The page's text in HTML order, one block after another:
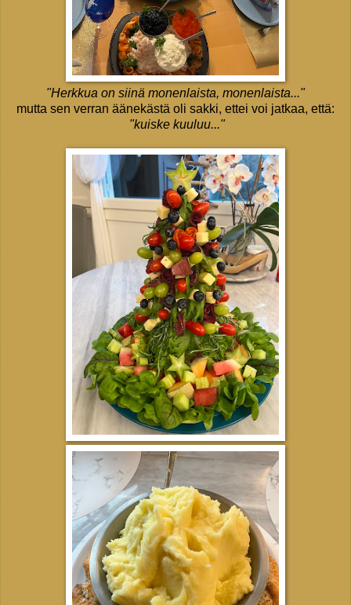
"Herkkua on siinä monenlaista, monenlaista..."
mutta sen verran äänekästä oli sakki, ettei voi jatkaa, että:
"kuiske kuuluu..."